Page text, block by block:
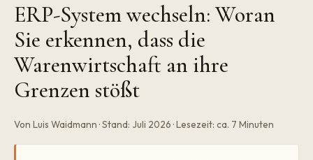
ERP-System wechseln: Woran
Sie erkennen, dass die
Warenwirtschaft an ihre
Grenzen stößt
Von Luis Waidmann · Stand: Juli 2026 · Lesezeit: ca. 7 Minuten